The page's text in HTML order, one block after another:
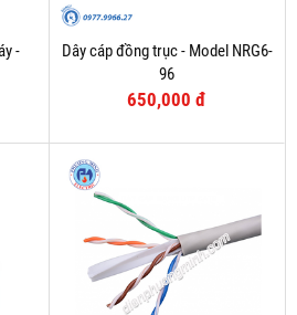
-
Dây cáp đồng trục - Model NRG6-
96
650,000 đ